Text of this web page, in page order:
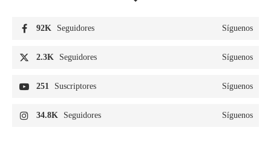
92K Seguidores Síguenos
2.3K Seguidores Síguenos
251 Suscriptores Síguenos
34.8K Seguidores Síguenos